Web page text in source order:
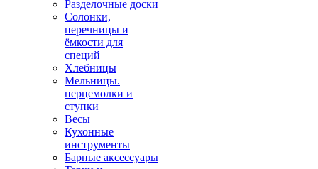
Разделочные доски
Солонки,
перечницы и
ёмкости для
специй
Хлебницы
Мельницы.
перцемолки и
ступки
Весы
Кухонные
инструменты
Барные аксессуары